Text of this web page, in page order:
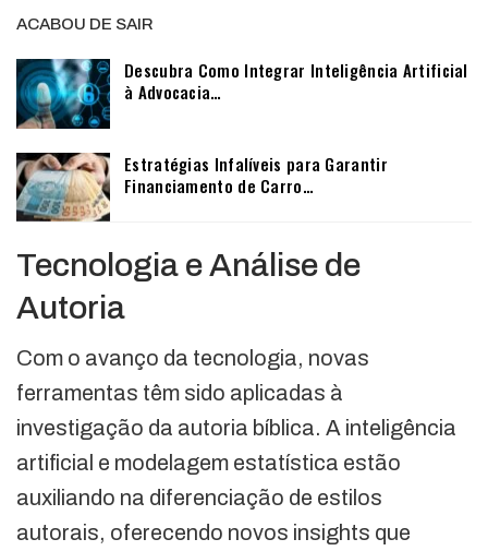
ACABOU DE SAIR
Descubra Como Integrar Inteligência Artificial
à Advocacia…
Estratégias Infalíveis para Garantir
Financiamento de Carro…
Tecnologia e Análise de
Autoria
Com o avanço da tecnologia, novas
ferramentas têm sido aplicadas à
investigação da autoria bíblica. A inteligência
artificial e modelagem estatística estão
auxiliando na diferenciação de estilos
autorais, oferecendo novos insights que